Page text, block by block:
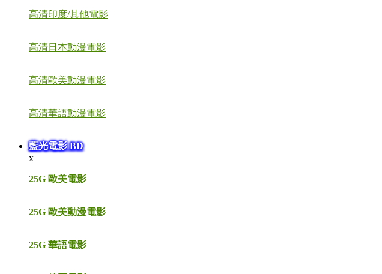
高清印度/其他電影
高清日本動漫電影
高清歐美動漫電影
高清華語動漫電影
藍光電影 BD
x
25G 歐美電影
25G 歐美動漫電影
25G 華語電影